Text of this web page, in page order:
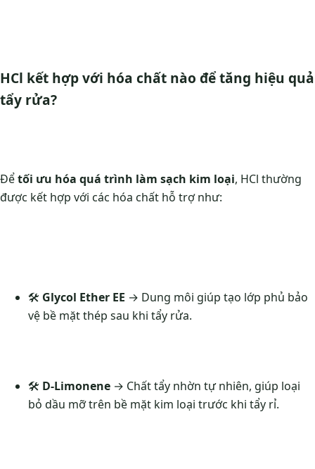
HCl kết hợp với hóa chất nào để tăng hiệu quả
tẩy rửa?
Đểtối ưu hóa quá trình làm sạch kim loại, HCl thường
được kết hợp với các hóa chất hỗ trợ như:
🛠️ Glycol Ether EE → Dung môi giúp tạo lớp phủ bảo
vệ bề mặt thép sau khi tẩy rửa.
🛠️ D-Limonene → Chất tẩy nhờn tự nhiên, giúp loại
bỏ dầu mỡ trên bề mặt kim loại trước khi tẩy rỉ.